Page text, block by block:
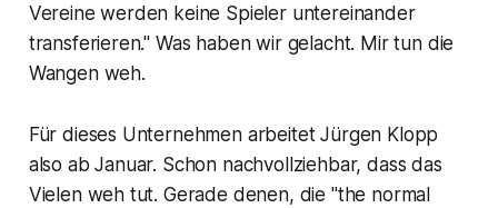
Vereine werden keine Spieler untereinander
transferieren." Was haben wir gelacht. Mir tun die
Wangen weh.
Für dieses Unternehmen arbeitet Jürgen Klopp
also ab Januar. Schon nachvollziehbar, dass das
Vielen weh tut. Gerade denen, die "the normal